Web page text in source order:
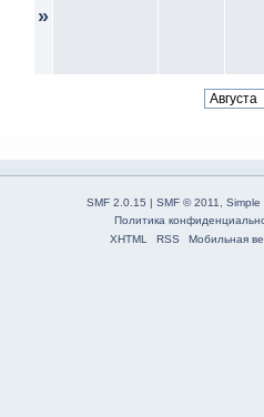
»
SMF 2.0.15 | SMF © 2011, Simple
Политика
XHTML
RSS Мобильная